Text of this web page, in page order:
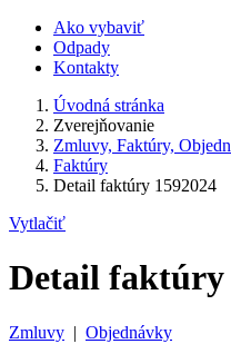
Ako vybaviť
Odpady
Kontakty
Úvodná stránka
Zverejňovanie
Zmluvy, Faktúry,
Faktúry
Detail faktúry 1592024
Vytlačiť
Detail faktúry
Zmluvy | Objednávky